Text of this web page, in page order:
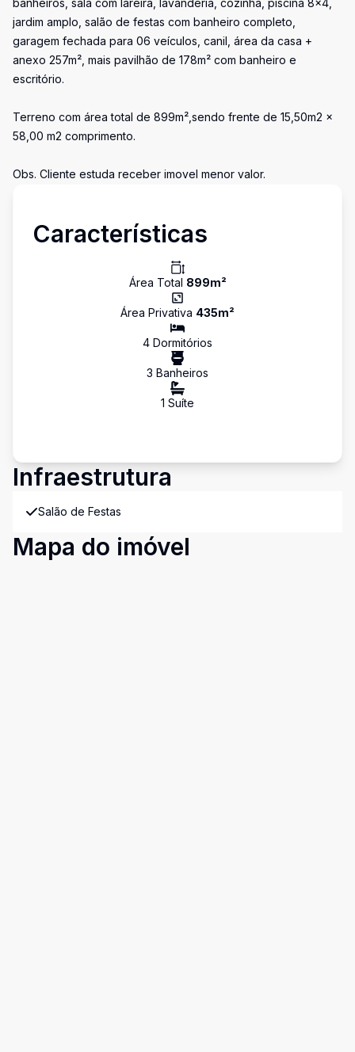
banheiros, sala com lareira, lavanderia, cozinha, piscina 8x4,
jardim amplo, salão de festas com banheiro completo,
garagem fechada para 06 veículos, canil, área da casa +
anexo 257m², mais pavilhão de 178m² com banheiro e
escritório.
Terreno com área total de 899m²,sendo frente de 15,50m2 x
58,00 m2 comprimento.
Obs. Cliente estuda receber imovel menor valor.
Características
Área Total 899m²
Área Privativa 435m²
4 Dormitórios
3 Banheiros
1 Suíte
Infraestrutura
Salão de Festas
Mapa do imóvel